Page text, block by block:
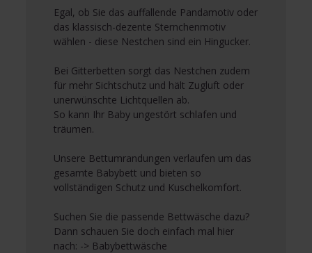
Egal, ob Sie das auffallende Pandamotiv oder
das klassisch-dezente Sternchenmotiv
wählen - diese Nestchen sind ein Hingucker.
Bei Gitterbetten sorgt das Nestchen zudem
für mehr Sichtschutz und hält Zugluft oder
unerwünschte Lichtquellen ab.
So kann Ihr Baby ungestört schlafen und
träumen.
Unsere Bettumrandungen verlaufen um das
gesamte Babybett und bieten so
vollständigen Schutz und Kuschelkomfort.
Suchen Sie die passende Bettwäsche dazu?
Dann schauen Sie doch einfach mal hier
nach: -> Babybettwäsche